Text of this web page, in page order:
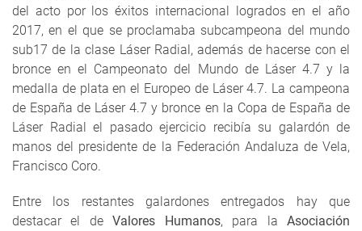
del acto por los éxitos internacional logrados en el año
2017, en el que se proclamaba subcampeona del mundo
sub17 de la clase Láser Radial, además de hacerse con el
bronce en el Campeonato del Mundo de Láser 4.7 y la
medalla de plata en el Europeo de Láser 4.7. La campeona
de España de Láser 4.7 y bronce en la Copa de España de
Láser Radial el pasado ejercicio recibía su galardón de
manos del presidente de la Federación Andaluza de Vela,
Francisco Coro.
Entre los restantes galardones entregados hay que
destacar el deValores Humanos, para laAsociación